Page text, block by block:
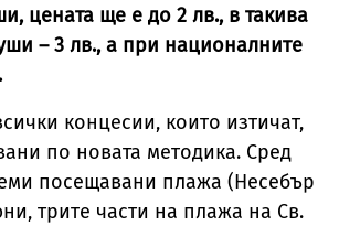
цената ще е до 2 лв., в такива
– 3 лв., а при националните
концесии, които изтичат,
по новата методика. Сред
посещавани плажа (Несебър
трите части на плажа на Св.